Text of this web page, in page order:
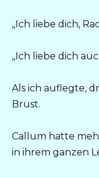
„Ich liebe dich,
„Ich liebe dich
Als ich auflegte,
Brust.
Callum hatte
in ihrem ganzen